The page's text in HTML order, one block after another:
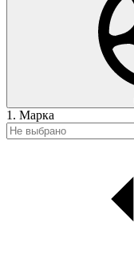
1. Марка